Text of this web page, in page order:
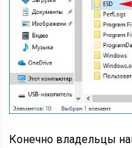
Конечно владельцы